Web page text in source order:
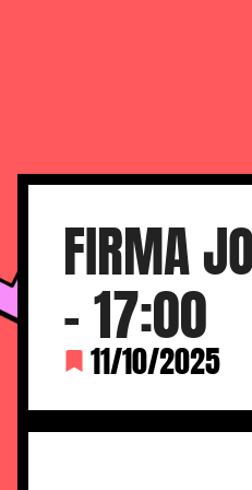
FIRMA
– 17:00
11/10/2025